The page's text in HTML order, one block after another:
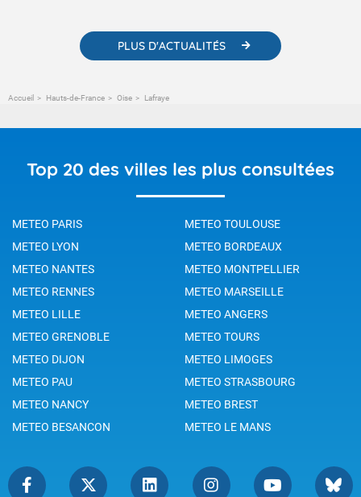
PLUS D'ACTUALITÉS
Accueil Hauts-de-France Oise Lafraye
Top 20 des villes les plus consultées
METEO PARIS
METEO TOULOUSE
METEO LYON
METEO BORDEAUX
METEO NANTES
METEO MONTPELLIER
METEO RENNES
METEO MARSEILLE
METEO LILLE
METEO ANGERS
METEO GRENOBLE
METEO TOURS
METEO DIJON
METEO LIMOGES
METEO PAU
METEO STRASBOURG
METEO NANCY
METEO BREST
METEO BESANCON
METEO LE MANS